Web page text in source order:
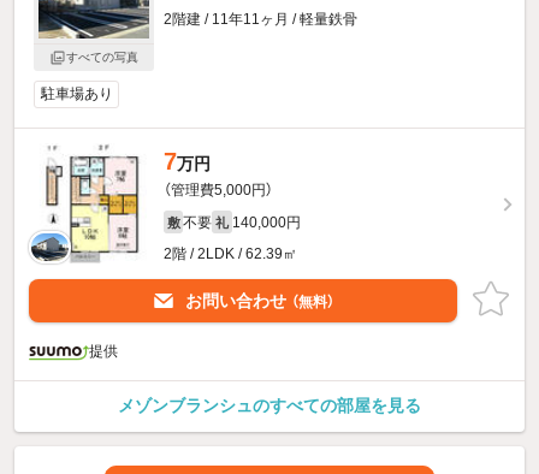
すべての写真
2階建 / 11年11ヶ月 / 軽量鉄骨
駐車場あり
7万円
（管理費5,000円）
敷 不要 礼 140,000円
2階 / 2LDK / 62.39㎡
お問い合わせ （無料）
提供
メゾンブランシュのすべての部屋を見る